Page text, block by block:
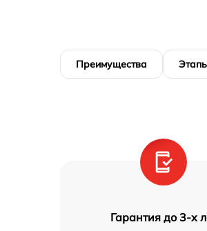
Преимущества
Гарантия до 3-х